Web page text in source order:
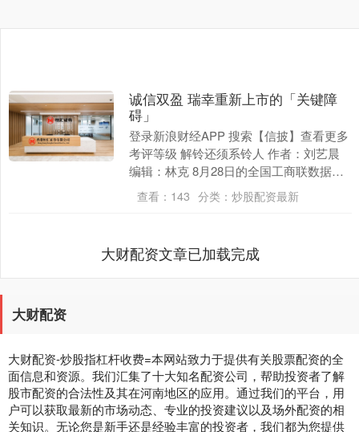
诚信双盈 瑞幸重新上市的「关键障
碍」
登录新浪财经APP 搜索【信披】查看更多
考评等级 解铃还须系铃人 作者：刘艺晨
编辑：林克 8月28日的全国工商联数据显
示，瑞幸咖啡凭借2024年344.75亿....
查看： 143 分类： 炒股配资最新
大财配资文章已加载完成
大财配资
大财配资-炒股指杠杆收费=本网站致力于提供有关股票配资的全
面信息和资源。我们汇集了十大知名配资公司，帮助投资者了解
股市配资的合法性及其在河南地区的应用。通过我们的平台，用
户可以获取最新的市场动态、专业的投资建议以及场外配资的相
关知识。无论您是新手还是经验丰富的投资者，我们都为您提供